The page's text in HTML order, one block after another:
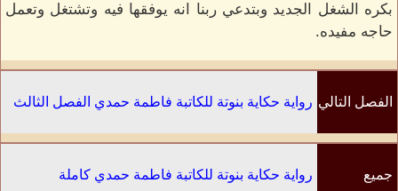
بكره الشغل الجديد وبتدعي ربنا انه يوفقها فيه وتشتغل وتعمل
حاجه مفيده.
الفصل التالي رواية حكاية بنوتة للكاتبة فاطمة حمدي الفصل الثالث
جميع رواية حكاية بنوتة للكاتبة فاطمة حمدي كاملة